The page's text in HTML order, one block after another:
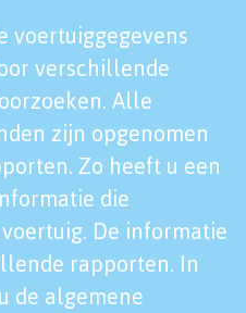
voertuiggegevens
verschillende
Alle
zijn opgenomen
Zo heeft u een
die
De informatie
rapporten. In
de algemene